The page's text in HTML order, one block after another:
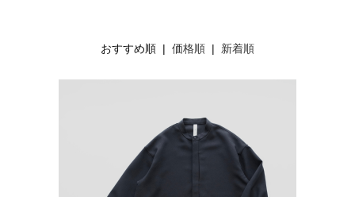
おすすめ順 | 価格順 | 新着順